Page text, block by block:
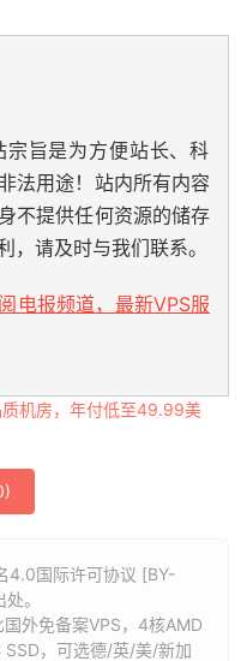
宗旨是为方便站长、科
法用途！站内所有内容
不提供任何资源的储存
，请及时与我们联系。
电报频道，最新VPS服
质机房，年付低至49.99美
)
4.0国际许可协议 [BY-
。
外免备案VPS，4核AMD
，可选德/英/美/新加